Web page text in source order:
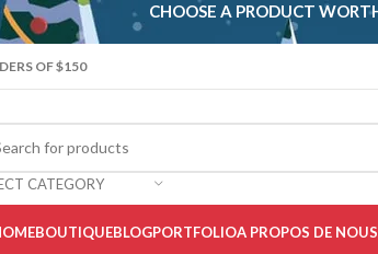
CHOOSE A PRODUCT
OF $150
CATEGORY
BOUTIQUEBLOGPORTFOLIOA PROPOS DE NOUS